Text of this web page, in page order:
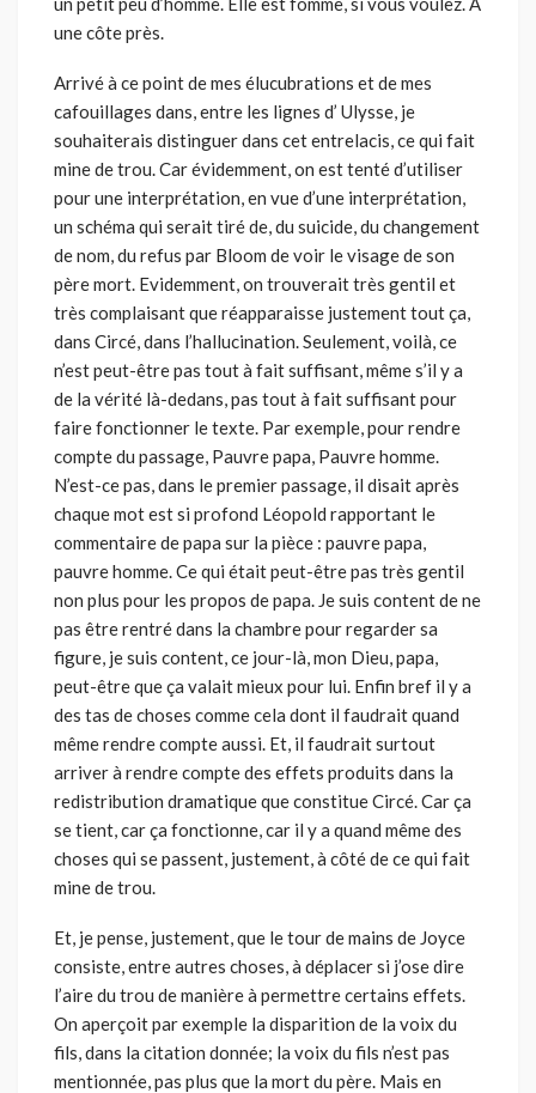
une côte près.
Arrivé à ce point de mes élucubrations et de mes
cafouillages dans, entre les lignes d’ Ulysse, je
souhaiterais distinguer dans cet entrelacis, ce qui fait
mine de trou. Car évidemment, on est tenté d’utiliser
pour une interprétation, en vue d’une interprétation,
un schéma qui serait tiré de, du suicide, du changement
de nom, du refus par Bloom de voir le visage de son
père mort. Evidemment, on trouverait très gentil et
très complaisant que réapparaisse justement tout ça,
dans Circé, dans l’hallucination. Seulement, voilà, ce
n’est peut-être pas tout à fait suffisant, même s’il y a
de la vérité là-dedans, pas tout à fait suffisant pour
faire fonctionner le texte. Par exemple, pour rendre
compte du passage, Pauvre papa, Pauvre homme.
N’est-ce pas, dans le premier passage, il disait après
chaque mot est si profond Léopold rapportant le
commentaire de papa sur la pièce : pauvre papa,
pauvre homme. Ce qui était peut-être pas très gentil
non plus pour les propos de papa. Je suis content de ne
pas être rentré dans la chambre pour regarder sa
figure, je suis content, ce jour-là, mon Dieu, papa,
peut-être que ça valait mieux pour lui. Enfin bref il y a
des tas de choses comme cela dont il faudrait quand
même rendre compte aussi. Et, il faudrait surtout
arriver à rendre compte des effets produits dans la
redistribution dramatique que constitue Circé. Car ça
se tient, car ça fonctionne, car il y a quand même des
choses qui se passent, justement, à côté de ce qui fait
mine de trou.
Et, je pense, justement, que le tour de mains de Joyce
consiste, entre autres choses, à déplacer si j’ose dire
l’aire du trou de manière à permettre certains effets.
On aperçoit par exemple la disparition de la voix du
fils, dans la citation donnée; la voix du fils n’est pas
mentionnée, pas plus que la mort du père. Mais en